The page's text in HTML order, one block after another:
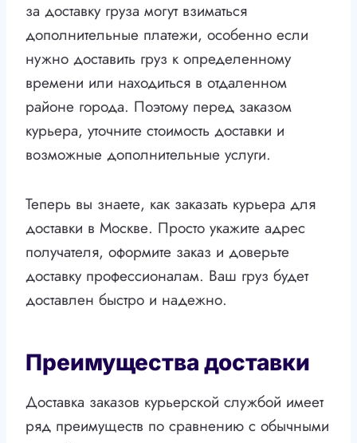
за доставку груза могут взиматься
дополнительные платежи, особенно если
нужно доставить груз к определенному
времени или находиться в отдаленном
районе города. Поэтому перед заказом
курьера, уточните стоимость доставки и
возможные дополнительные услуги.
Теперь вы знаете, как заказать курьера для
доставки в Москве. Просто укажите адрес
получателя, оформите заказ и доверьте
доставку профессионалам. Ваш груз будет
доставлен быстро и надежно.
Преимущества доставки
Доставка заказов курьерской службой имеет
ряд преимуществ по сравнению с обычными